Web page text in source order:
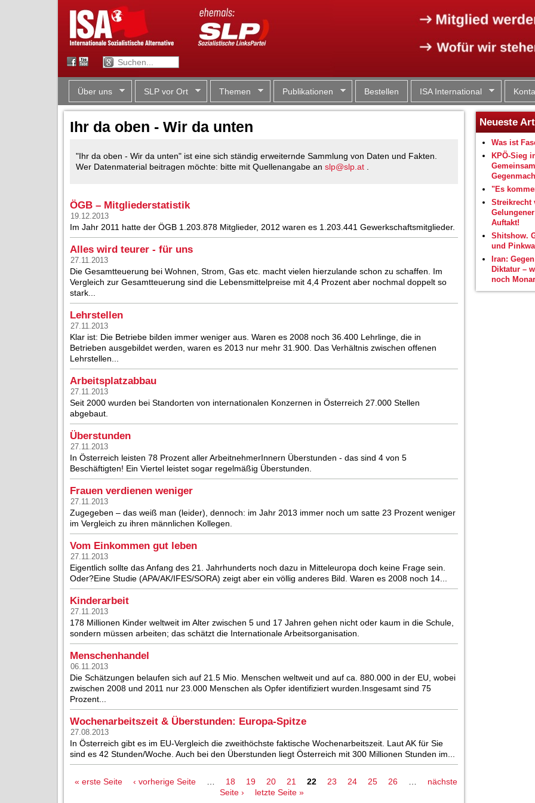
Über uns SLP vor Ort Themen Publikationen Bestellen ISA International
Ihr da oben - Wir da unten
"Ihr da oben - Wir da unten" ist eine sich ständig erweiternde Sammlung von Daten und Fakten.
Wer Datenmaterial beitragen möchte: bitte mit Quellenangabe an slp@slp.at .
ÖGB – Mitgliederstatistik
19.12.2013
Im Jahr 2011 hatte der ÖGB 1.203.878 Mitglieder, 2012 waren es 1.203.441 Gewerkschaftsmitglieder.
Alles wird teurer - für uns
27.11.2013
Die Gesamtteuerung bei Wohnen, Strom, Gas etc. macht vielen hierzulande schon zu schaffen. Im
Vergleich zur Gesamtteuerung sind die Lebensmittelpreise mit 4,4 Prozent aber nochmal doppelt so
stark...
Lehrstellen
27.11.2013
Klar ist: Die Betriebe bilden immer weniger aus. Waren es 2008 noch 36.400 Lehrlinge, die in
Betrieben ausgebildet werden, waren es 2013 nur mehr 31.900. Das Verhältnis zwischen offenen
Lehrstellen...
Arbeitsplatzabbau
27.11.2013
Seit 2000 wurden bei Standorten von internationalen Konzernen in Österreich 27.000 Stellen
abgebaut.
Überstunden
27.11.2013
In Österreich leisten 78 Prozent aller ArbeitnehmerInnern Überstunden - das sind 4 von 5
Beschäftigten! Ein Viertel leistet sogar regelmäßig Überstunden.
Frauen verdienen weniger
27.11.2013
Zugegeben – das weiß man (leider), dennoch: im Jahr 2013 immer noch um satte 23 Prozent weniger
im Vergleich zu ihren männlichen Kollegen.
Vom Einkommen gut leben
27.11.2013
Eigentlich sollte das Anfang des 21. Jahrhunderts noch dazu in Mitteleuropa doch keine Frage sein.
Oder?Eine Studie (APA/AK/IFES/SORA) zeigt aber ein völlig anderes Bild. Waren es 2008 noch 14...
Kinderarbeit
27.11.2013
178 Millionen Kinder weltweit im Alter zwischen 5 und 17 Jahren gehen nicht oder kaum in die Schule,
sondern müssen arbeiten; das schätzt die Internationale Arbeitsorganisation.
Menschenhandel
06.11.2013
Die Schätzungen belaufen sich auf 21.5 Mio. Menschen weltweit und auf ca. 880.000 in der EU, wobei
zwischen 2008 und 2011 nur 23.000 Menschen als Opfer identifiziert wurden.Insgesamt sind 75
Prozent...
Wochenarbeitszeit & Überstunden: Europa-Spitze
27.08.2013
In Österreich gibt es im EU-Vergleich die zweithöchste faktische Wochenarbeitszeit. Laut AK für Sie
sind es 42 Stunden/Woche. Auch bei den Überstunden liegt Österreich mit 300 Millionen Stunden im...
Seiten
« erste Seite ‹ vorherige Seite 18 19 20 21 22 23 24 25 26
nächste
Seite ›
letzte Seite »
Neueste
Was ist
KPÖ-Sieg
"Es
Streikrecht
Auftakt!
Shitshow.
und
Iran:
Diktatur –
noch